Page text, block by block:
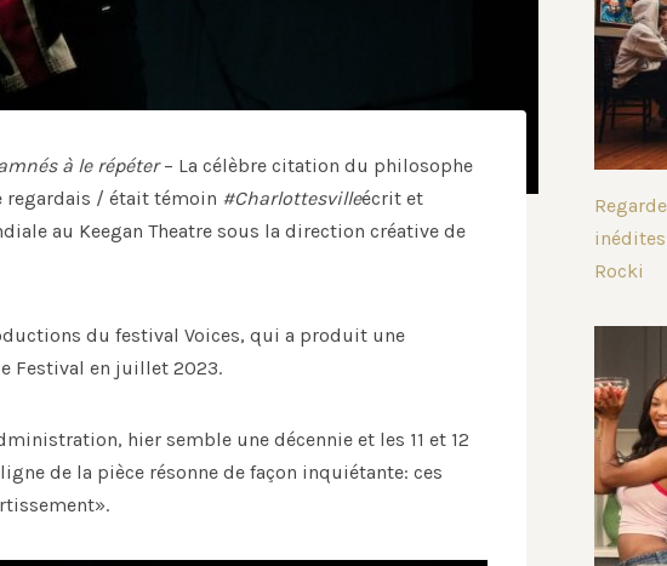
à le répéter– La célèbre citation du philosophe
regardais / était témoin #Charlottesvilleécrit et
au Keegan Theatre sous la direction créative de
du festival Voices, qui a produit une
Festival en juillet 2023.
hier semble une décennie et les 11 et 12
de la pièce résonne de façon inquiétante: ces
Rocki